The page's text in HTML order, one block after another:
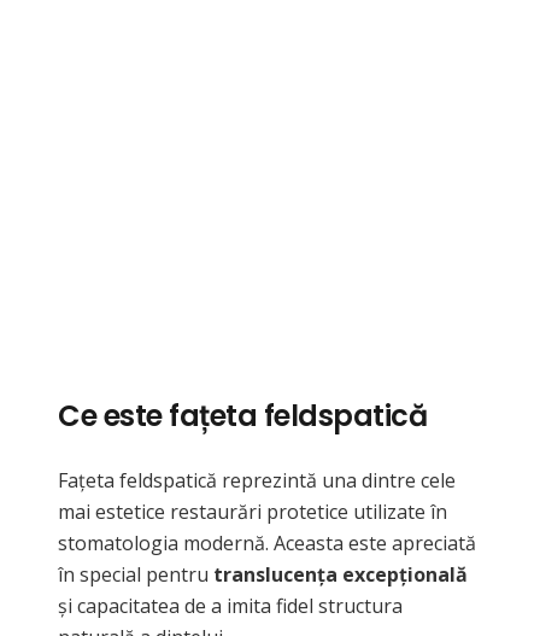
Ce este fațeta feldspatică
Fațeta feldspatică reprezintă una dintre cele
mai estetice restaurări protetice utilizate în
stomatologia modernă. Aceasta este apreciată
în special pentru translucența excepțională
și capacitatea de a imita fidel structura